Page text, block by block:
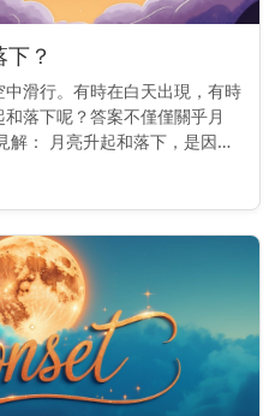
？
滑行。有時在白天出現，有時
落下呢？答案不僅僅關乎月
解： 月亮升起和落下，是因為
動得那麼快。 它真正移動的